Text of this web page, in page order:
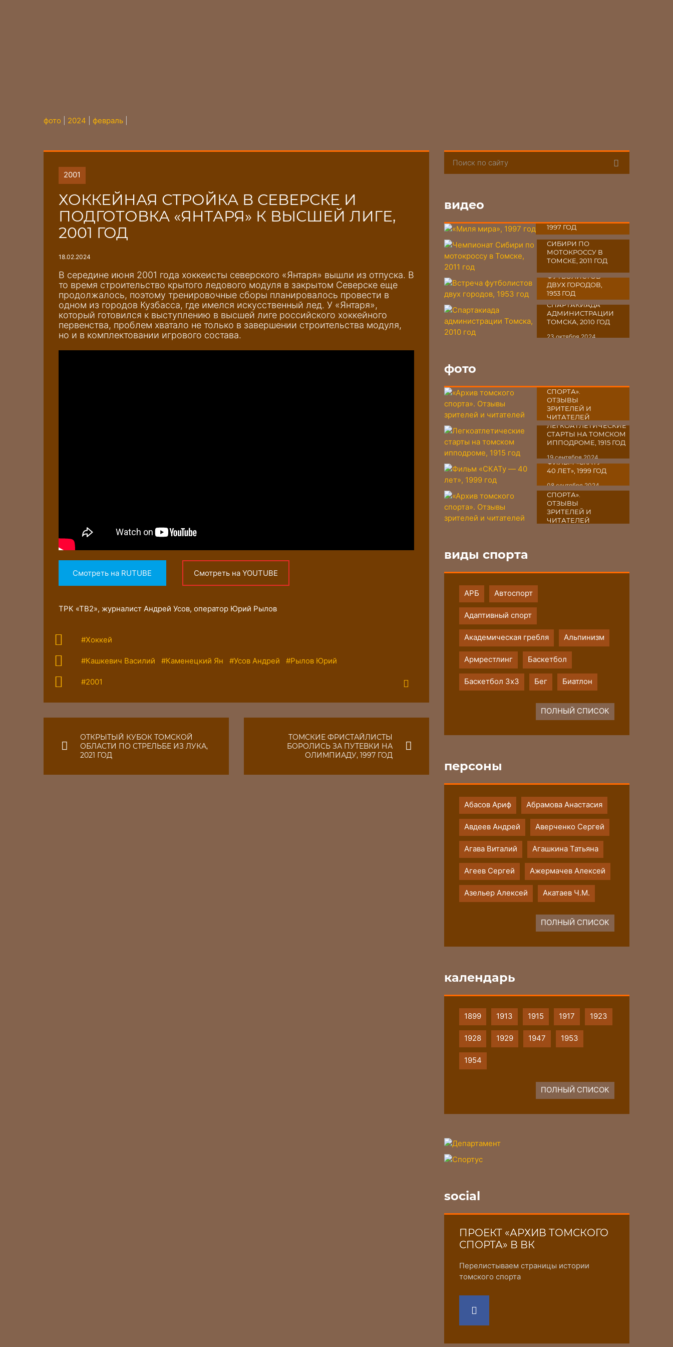
фото 2024 февраль
2001
ХОККЕЙНАЯ СТРОЙКА В СЕВЕРСКЕ И
ПОДГОТОВКА «ЯНТАРЯ» К ВЫСШЕЙ ЛИГЕ,
2001 ГОД
18.02.2024
В середине июня 2001 года хоккеисты северского «Янтаря» вышли из отпуска. В
то время строительство крытого ледового модуля в закрытом Северске еще
продолжалось, поэтому тренировочные сборы планировалось провести в
одном из городов Кузбасса, где имелся искусственный лед. У «Янтаря»,
который готовился к выступлению в высшей лиге российского хоккейного
первенства, проблем хватало не только в завершении строительства модуля,
но и в комплектовании игрового состава.
Смотреть на RUTUBE Смотреть на YOUTUBE
ТРК «ТВ2», журналист Андрей Усов, оператор Юрий Рылов
#Хоккей
#Кашкевич Василий #Каменецкий Ян #Усов Андрей #Рылов Юрий
#2001
ОТКРЫТЫЙ КУБОК ТОМСКОЙ
ОБЛАСТИ ПО СТРЕЛЬБЕ ИЗ ЛУКА,
2021 ГОД
ТОМСКИЕ ФРИСТАЙЛИСТЫ
БОРОЛИСЬ ЗА ПУТЕВКИ НА
ОЛИМПИАДУ, 1997 ГОД
Поиск
видео
1997 ГОД
30 октября 2024
ЧЕМПИОНАТ
СИБИРИ ПО
МОТОКРОССУ В
ТОМСКЕ, 2011 ГОД
ФУТБОЛИСТОВ
ДВУХ ГОРОДОВ,
1953 ГОД
27 октября 2024
СПАРТАКИАДА
АДМИНИСТРАЦИИ
ТОМСКА, 2010 ГОД
23 октября 2024
фото
СПОРТА».
ОТЗЫВЫ
ЗРИТЕЛЕЙ И
ЧИТАТЕЛЕЙ
03 октября 2024
ЛЕГКОАТЛЕТИЧЕСКИЕ
СТАРТЫ НА ТОМСКОМ
ИППОДРОМЕ, 1915 ГОД
19 сентября 2024
ФИЛЬМ «СКАТУ ―
40 ЛЕТ», 1999 ГОД
08 сентября 2024
ТОМСКОГО
СПОРТА».
ОТЗЫВЫ
ЗРИТЕЛЕЙ И
ЧИТАТЕЛЕЙ
виды спорта
АРБ Автоспорт
Адаптивный спорт
Академическая гребля Альпинизм
Армрестлинг Баскетбол
Баскетбол 3х3 Бег Биатлон
ПОЛНЫЙ СПИСОК
персоны
Абасов Ариф Абрамова Анастасия
Авдеев Андрей Аверченко Сергей
Агава Виталий Агашкина Татьяна
Агеев Сергей Ажермачев Алексей
Азельер Алексей Акатаев Ч.М.
ПОЛНЫЙ СПИСОК
календарь
1899 1913 1915 1917 1923
1928 1929 1947 1953
1954
ПОЛНЫЙ СПИСОК
social
ПРОЕКТ «АРХИВ ТОМСКОГО
СПОРТА» В ВК
Перелистываем страницы истории
томского спорта